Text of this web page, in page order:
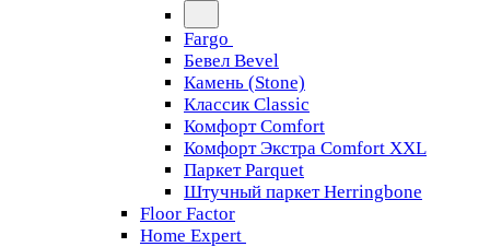
Fargo
Бевел Bevel
Камень (Stone)
Классик Classic
Комфорт Comfort
Комфорт Экстра Comfort XXL
Паркет Parquet
Штучный паркет Herringbone
Floor Factor
Home Expert